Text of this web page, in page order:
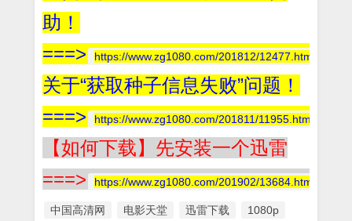
助！
===>
https://www.zg1080.com/201812/12477.html
关于“获取种子信息失败”问题！
===>
https://www.zg1080.com/201811/11955.html
【如何下载】先安装一个迅雷
===>
https://www.zg1080.com/201902/13684.html
中国高清网 电影天堂 迅雷下载 1080p